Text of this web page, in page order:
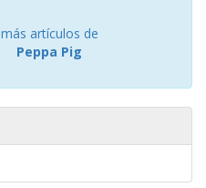
más artículos de
Peppa Pig